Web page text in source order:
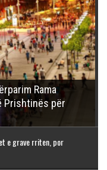
Rama
Prishtinës për
e grave rriten, por